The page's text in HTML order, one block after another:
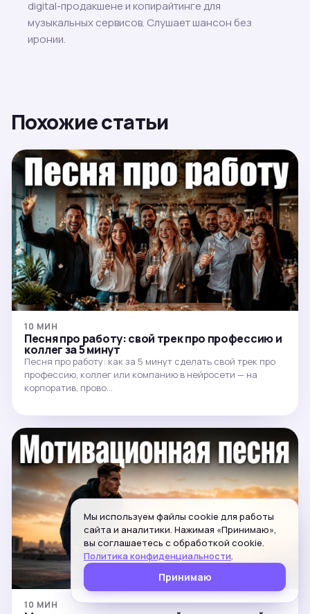
digital-продакшене и копирайтинге для
музыкальных сервисов. Слушает шансон без
иронии.
Похожие статьи
10 МИН
Песня про работу: свой трек про профессию и
коллег за 5 минут
Песня про работу: как за 5 минут сделать свой трек про
профессию, коллег или компанию в нейросети — на
корпоратив, прово…
10 МИН
Мы используем файлы cookie для работы
сайта и аналитики. Нажимая «Принимаю»,
вы соглашаетесь с обработкой cookie.
Политика конфиденциальности.
Принимаю